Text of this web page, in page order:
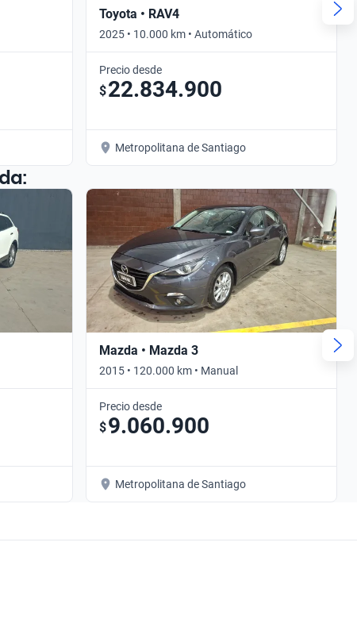
Toyota • RAV4
2025 • 10.000 km • Automático
Precio desde
$22.834.900
Metropolitana de Santiago
Mazda • Mazda 3
2015 • 120.000 km • Manual
Precio desde
$9.060.900
Metropolitana de Santiago